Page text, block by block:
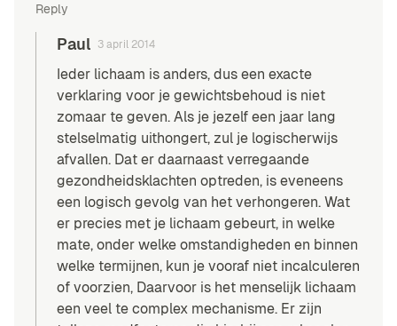
Reply
Paul 3 april 2014
Ieder lichaam is anders, dus een exacte
verklaring voor je gewichtsbehoud is niet
zomaar te geven. Als je jezelf een jaar lang
stelselmatig uithongert, zul je logischerwijs
afvallen. Dat er daarnaast verregaande
gezondheidsklachten optreden, is eveneens
een logisch gevolg van het verhongeren. Wat
er precies met je lichaam gebeurt, in welke
mate, onder welke omstandigheden en binnen
welke termijnen, kun je vooraf niet incalculeren
of voorzien, Daarvoor is het menselijk lichaam
een veel te complex mechanisme. Er zijn